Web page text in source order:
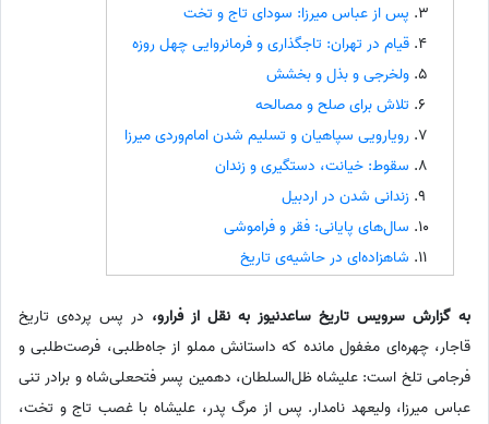
پس از عباس میرزا: سودای تاج و تخت
قیام در تهران: تاجگذاری و فرمانروایی چهل روزه
ولخرجی و بذل و بخشش
تلاش برای صلح و مصالحه
رویارویی سپاهیان و تسلیم شدن امام‌وردی میرزا
سقوط: خیانت، دستگیری و زندان
زندانی شدن در اردبیل
سال‌های پایانی: فقر و فراموشی
شاهزاده‌ای در حاشیه‌ی تاریخ
به گزارش سرویس تاریخ ساعدنیوز به نقل از فرارو، در پس پرده‌ی تاریخ
قاجار، چهره‌ای مغفول مانده که داستانش مملو از جاه‌طلبی، فرصت‌طلبی و
فرجامی تلخ است: علیشاه ظل‌السلطان، دهمین پسر فتحعلی‌شاه و برادر تنی
عباس میرزا، ولیعهد نامدار. پس از مرگ پدر، علیشاه با غصب تاج و تخت،